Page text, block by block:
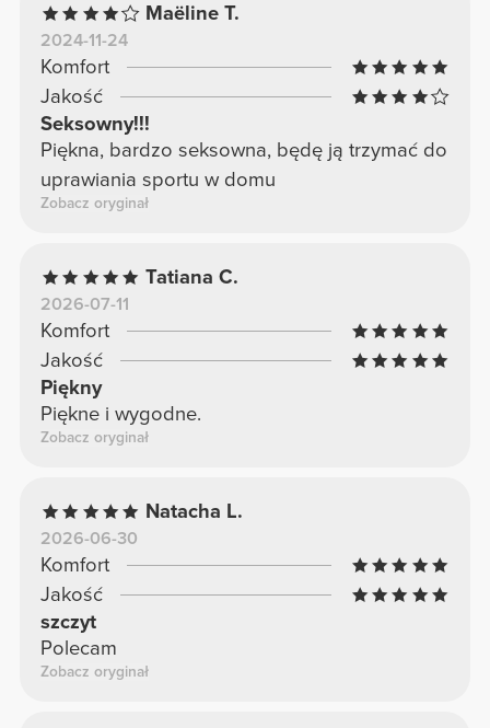
Maëline T.
2024-11-24
Komfort
Jakość
Seksowny!!!
Piękna, bardzo seksowna, będę ją trzymać do
uprawiania sportu w domu
Zobacz oryginał
Tatiana C.
2026-07-11
Komfort
Jakość
Piękny
Piękne i wygodne.
Zobacz oryginał
Natacha L.
2026-06-30
Komfort
Jakość
szczyt
Polecam
Zobacz oryginał